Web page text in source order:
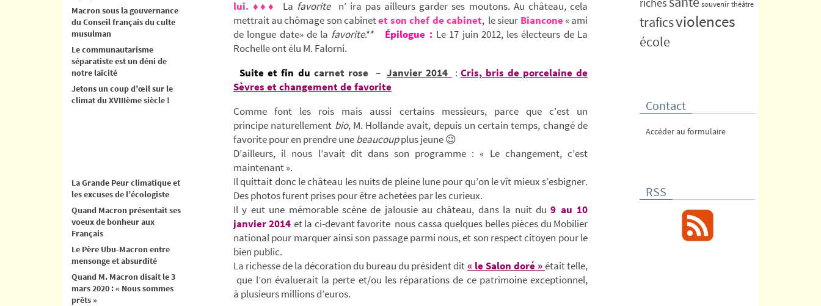
lui. ♦♦♦
La favorite n’ ira pas ailleurs garder ses moutons. Au château,cela
mettrait au chômage son cabinetet son chef de cabinet, le sieur Biancone« ami
de longue date» de la favorite.** Épilogue : Le 17 juin 2012, les électeurs de La
Rochelle ont élu M. Falorni.
Suite et fin du carnet rose –Janvier 2014 : Cris, bris de porcelaine de
Sèvres et changement de favorite
Comme font les rois mais aussi certains messieurs, parce que c’est un
principe naturellement bio, M. Hollande avait, depuis un certain temps, changé de
favorite pour en prendre unebeaucoupplus jeune 😉
D’ailleurs, il nous l’avait dit dans son programme : « Le changement, c’est
maintenant ».
Il quittait donc le château les nuits de pleine lune pour qu’on le vît mieux s’esbigner.
Des photos furent prises pour être achetées par les curieux.
Il y eut une mémorable scène de jalousie au château, dans la nuit du9 au 10
janvier 2014 et la ci-devant favorite nous cassa quelques belles pièces du Mobilier
national pour marquer ainsi son passage parmi nous, et son respect citoyen pour le
bien public.
La richesse de la décoration du bureau du président dit« le Salon doré »était telle,
que l’on évaluerait la perte et/ou les réparations de ce patrimoine exceptionnel,
à plusieurs millions d’euros.
Macron sous la gouvernance
du Conseil français du culte
musulman
Le communautarisme
séparatiste est un déni de
notre laïcité
Jetons un coup d’œil sur le
climat du XVIIIème siècle !
La Grande Peur climatique et
les excuses de l’écologiste
Quand Macron présentait ses
voeux de bonheur aux
Français
Le Père Ubu-Macron entre
mensonge et absurdité
Quand M. Macron disait le 3
mars 2020 : « Nous sommes
prêts »
souvenir théâtre
traficsviolences
école
Contact
Accéder au formulaire
RSS